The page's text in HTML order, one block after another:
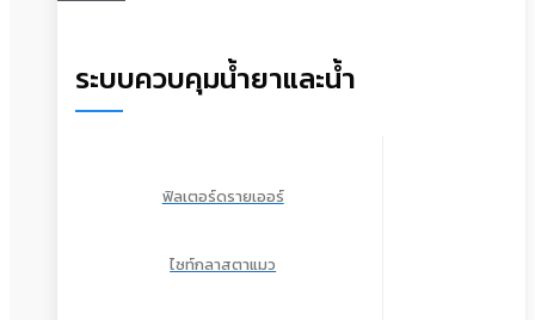
ระบบควบคุมน้ำยาและน้ำ
ฟิลเตอร์ดรายเออร์
ไซท์กลาสตาแมว